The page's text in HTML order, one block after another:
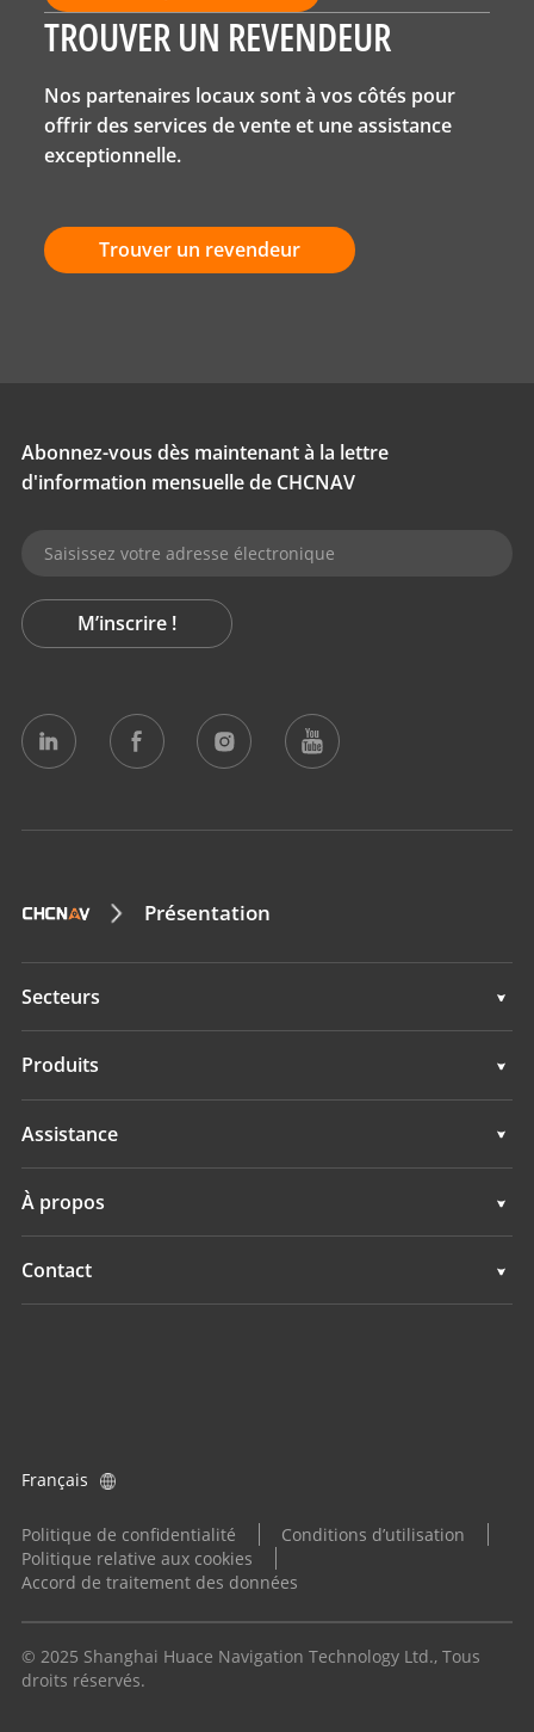
TROUVER UN REVENDEUR
Nos partenaires locaux sont à vos côtés pour
offrir des services de vente et une assistance
exceptionnelle.
Trouver un revendeur
Abonnez-vous dès maintenant à la lettre
d'information mensuelle de CHCNAV
M’inscrire !
Présentation
Secteurs
Géospatial
Navigation
Produits
Géospatial
Navigation
Assistance
À propos
Présentation
Investisseurs
Contact
Politique de confidentialité
Conditions d’utilisation
Politique relative aux cookies
Accord de traitement des données
Français
© 2025 Shanghai Huace Navigation Technology Ltd., Tous
droits réservés.